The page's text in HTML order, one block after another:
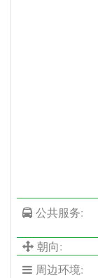
公共服务:
朝向:
周边环境: